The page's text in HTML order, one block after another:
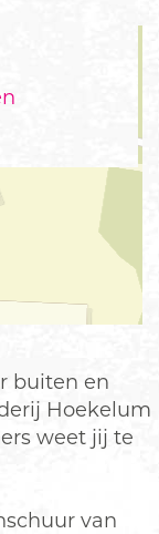
buiten en
Hoekelum
weet jij te
van